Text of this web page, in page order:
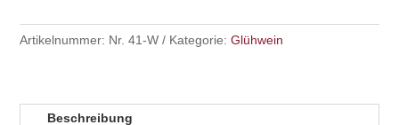
Artikelnummer: Nr. 41-W Kategorie:Glühwein
Beschreibung